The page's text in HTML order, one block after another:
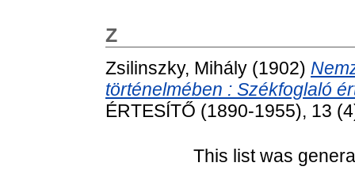
Z
Zsilinszky, Mihály (1902)
történelmében : Székfoglaló
ÉRTESÍTŐ (1890-1955), 13
This list was